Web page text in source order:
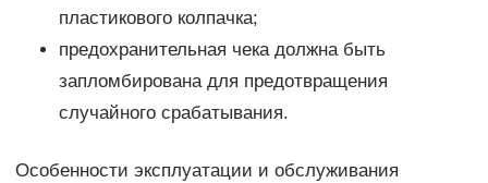
пластикового колпачка;
предохранительная чека должна быть
запломбирована для предотвращения
случайного срабатывания.
Особенности эксплуатации и обслуживания